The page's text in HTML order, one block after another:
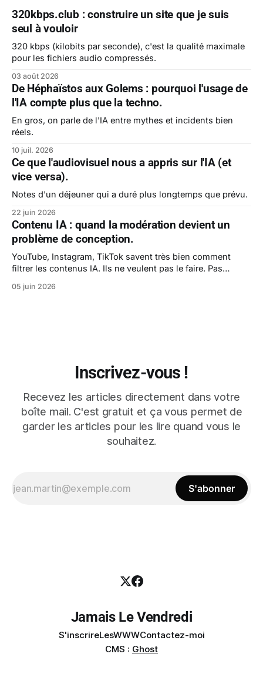
320kbps.club : construire un site que je suis
seul à vouloir
320 kbps (kilobits par seconde), c'est la qualité maximale
pour les fichiers audio compressés.
03 août 2026
De Héphaïstos aux Golems : pourquoi l'usage de
l'IA compte plus que la techno.
En gros, on parle de l'IA entre mythes et incidents bien
réels.
10 juil. 2026
Ce que l'audiovisuel nous a appris sur l'IA (et
vice versa).
Notes d'un déjeuner qui a duré plus longtemps que prévu.
22 juin 2026
Contenu IA : quand la modération devient un
problème de conception.
YouTube, Instagram, TikTok savent très bien comment
filtrer les contenus IA. Ils ne veulent pas le faire. Pas
05 juin 2026
Inscrivez-vous !
Recevez les articles directement dans votre
boîte mail. C'est gratuit et ça vous permet de
garder les articles pour les lire quand vous le
souhaitez.
S'abonner
Jamais Le Vendredi
S'inscrireLesWWWContactez-moi
CMS : Ghost